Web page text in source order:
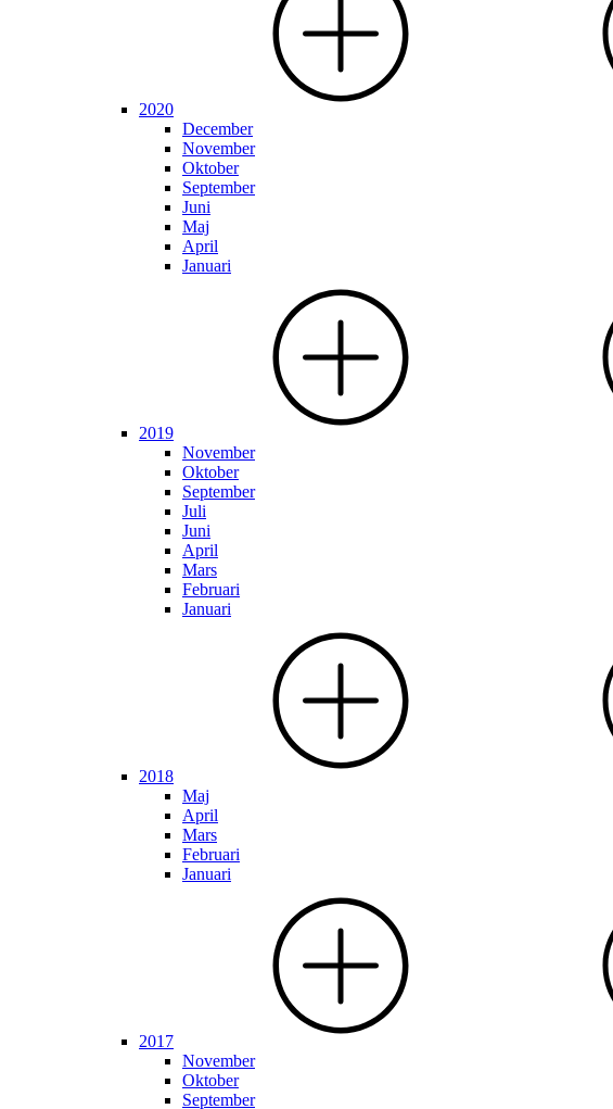
2020
December
November
Oktober
September
Juni
Maj
April
Januari
2019
November
Oktober
September
Juli
Juni
April
Mars
Februari
Januari
2018
Maj
April
Mars
Februari
Januari
2017
November
Oktober
September